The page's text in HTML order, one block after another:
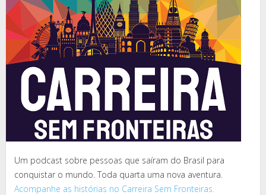
Um podcast sobre pessoas que saíram do Brasil para
conquistar o mundo. Toda quarta uma nova aventura.
Acompanhe as histórias no Carreira Sem Fronteiras.